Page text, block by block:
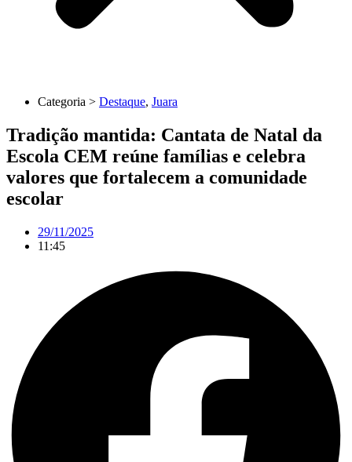
Categoria > Destaque, Juara
Tradição mantida: Cantata de Natal da
Escola CEM reúne famílias e celebra
valores que fortalecem a comunidade
escolar
29/11/2025
11:45